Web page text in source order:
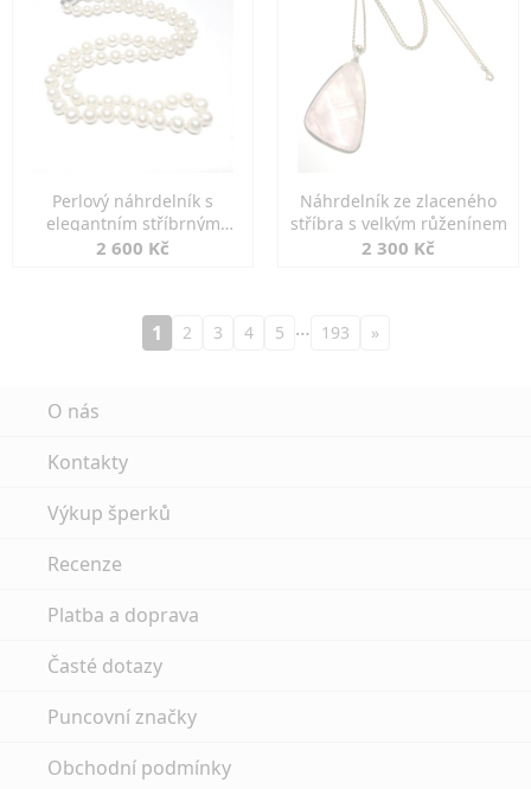
Perlový náhrdelník s
elegantním stříbrným
zapínáním
2 600 Kč
Náhrdelník ze zlaceného
stříbra s velkým růženínem
2 300 Kč
1 2 3 4 5 … 193 »
O nás
Kontakty
Výkup šperků
Recenze
Platba a doprava
Časté dotazy
Puncovní značky
Obchodní podmínky